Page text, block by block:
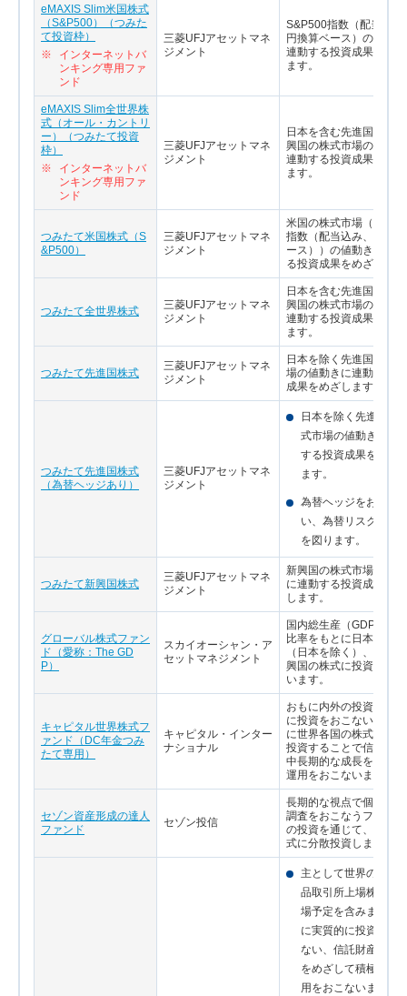
eMAXIS Slim米国株式
（S&P500）（つみた
て投資枠）
※
インターネットバ
ンキング専用ファ
ンド
三菱UFJアセットマネ
ジメント
S&P500指数（配当込み
円換算ベース）の値動
連動する投資成果をめ
ます。
eMAXIS Slim全世界株
式（オール・カントリ
ー）（つみたて投資
枠）
※
インターネットバ
ンキング専用ファ
ンド
三菱UFJアセットマネ
ジメント
日本を含む先進国およ
興国の株式市場の値動
連動する投資成果をめ
ます。
つみたて米国株式（S
&P500）
三菱UFJアセットマネ
ジメント
米国の株式市場（
指数（配当込み、円換
ース））の値動きに連
る投資成果をめざしま
つみたて全世界株式
三菱UFJアセットマネ
ジメント
日本を含む先進国およ
興国の株式市場の値動
連動する投資成果をめ
ます。
つみたて先進国株式
三菱UFJアセットマネ
ジメント
日本を除く先進国の株
場の値動きに連動する
成果をめざします。
つみたて先進国株式
（為替ヘッジあり）
三菱UFJアセットマネ
ジメント
日本を除く先進国の
式市場の値動きに連
する投資成果をめざ
ます。
為替ヘッジをおこな
い、為替リスクの低
を図ります。
つみたて新興国株式
三菱UFJアセットマネ
ジメント
新興国の株式市場の値
に連動する投資成果を
します。
グローバル株式ファン
ド（愛称：The GD
P）
スカイオーシャン・ア
セットマネジメント
国内総生産（GDP）の
比率をもとに日本、先
（日本を除く）、およ
興国の株式に投資をお
います。
キャピタル世界株式フ
ァンド（DC年金つみ
たて専用）
キャピタル・インター
ナショナル
おもに内外の投資信託
に投資をおこない、実
に世界各国の株式等へ
投資することで信託財
中長期的な成長をめざ
運用をおこないます。
セゾン資産形成の達人
ファンド
セゾン投信
長期的な視点で個別銘
調査をおこなうファン
の投資を通じて、世界
式に分散投資します。
主として世界の金融
品取引所上場株式（
場予定を含みます。
に実質的に投資をお
ない、信託財産の成
をめざして積極的な
用をおこないます。